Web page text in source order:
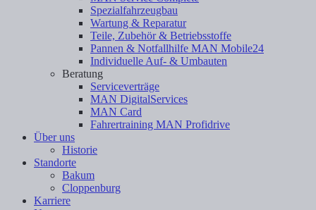
Spezialfahrzeugbau
Wartung & Reparatur
Teile, Zubehör & Betriebsstoffe
Pannen & Notfallhilfe MAN Mobile24
Individuelle Auf- & Umbauten
Beratung
Serviceverträge
MAN DigitalServices
MAN Card
Fahrertraining MAN Profidrive
Über uns
Historie
Standorte
Bakum
Cloppenburg
Karriere